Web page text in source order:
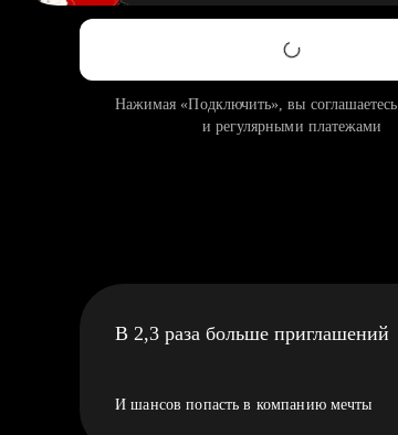
Нажимая «Подключить», вы соглашаетесь
и регулярными платежами
В 2,3 раза больше приглашений
И шансов попасть в компанию мечты